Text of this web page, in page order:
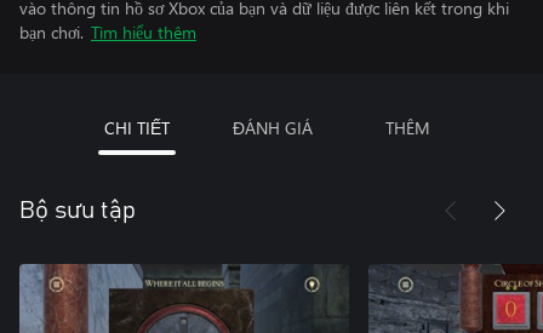
vào thông tin hồ sơ Xbox của bạn và dữ liệu được liên kết trong khi
bạn chơi. Tìm hiểu thêm
CHI TIẾT ĐÁNH GIÁ THÊM
Bộ sưu tập